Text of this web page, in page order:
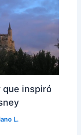
que inspiró
L.